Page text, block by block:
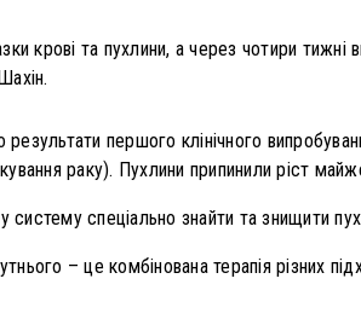
крові та пухлини, а через чотири
першого клінічного
раку). Пухлини припинили ріст
спеціально знайти та знищити
– це комбінована терапія різних